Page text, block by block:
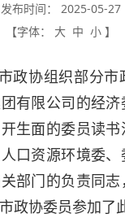
发布时间：
2025-05-27
【字体：
大 中 小 】
政协组织部分市
有限公司的经
生面的委员读
口资源环境委
部门的负责同志
政协委员参加了